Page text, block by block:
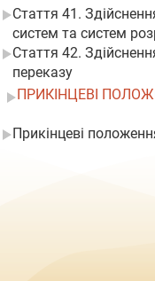
Стаття 41.
систем та систем
Стаття 42.
переказу
ПРИКІНЦЕВІ
Прикінцеві